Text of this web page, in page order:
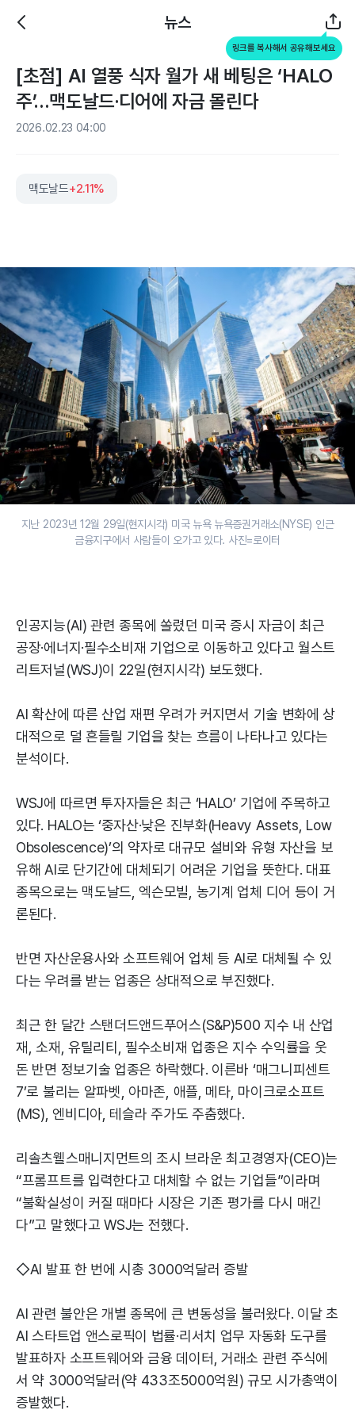
뉴스
링크를 복사해서 공유해보세요
[초점] AI 열풍 식자 월가 새 베팅은 ‘HALO
주’…맥도날드·디어에 자금 몰린다
2026.02.23 04:00
맥도날드+2.11%
지난 2023년 12월 29일(현지시각) 미국 뉴욕 뉴욕증권거래소(NYSE) 인근
금융지구에서 사람들이 오가고 있다. 사진=로이터
인공지능(AI) 관련 종목에 쏠렸던 미국 증시 자금이 최근
공장·에너지·필수소비재 기업으로 이동하고 있다고 월스트
리트저널(WSJ)이 22일(현지시각) 보도했다.
AI 확산에 따른 산업 재편 우려가 커지면서 기술 변화에 상
대적으로 덜 흔들릴 기업을 찾는 흐름이 나타나고 있다는
분석이다.
WSJ에 따르면 투자자들은 최근 ‘HALO’ 기업에 주목하고
있다. HALO는 ‘중자산·낮은 진부화(Heavy Assets, Low
Obsolescence)’의 약자로 대규모 설비와 유형 자산을 보
유해 AI로 단기간에 대체되기 어려운 기업을 뜻한다. 대표
종목으로는 맥도날드, 엑슨모빌, 농기계 업체 디어 등이 거
론된다.
반면 자산운용사와 소프트웨어 업체 등 AI로 대체될 수 있
다는 우려를 받는 업종은 상대적으로 부진했다.
최근 한 달간 스탠더드앤드푸어스(S&P)500 지수 내 산업
재, 소재, 유틸리티, 필수소비재 업종은 지수 수익률을 웃
돈 반면 정보기술 업종은 하락했다. 이른바 ‘매그니피센트
7’로 불리는 알파벳, 아마존, 애플, 메타, 마이크로소프트
(MS), 엔비디아, 테슬라 주가도 주춤했다.
리솔츠웰스매니지먼트의 조시 브라운 최고경영자(CEO)는
“프롬프트를 입력한다고 대체할 수 없는 기업들”이라며
“불확실성이 커질 때마다 시장은 기존 평가를 다시 매긴
다”고 말했다고 WSJ는 전했다.
◇AI 발표 한 번에 시총 3000억달러 증발
AI 관련 불안은 개별 종목에 큰 변동성을 불러왔다. 이달 초
AI 스타트업 앤스로픽이 법률·리서치 업무 자동화 도구를
발표하자 소프트웨어와 금융 데이터, 거래소 관련 주식에
서 약 3000억달러(약 433조5000억원) 규모 시가총액이
증발했다.